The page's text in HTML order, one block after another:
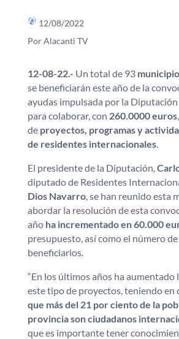
12/08/2022
Por Alacanti TV
12-08-22.- Un total de 93
se beneficiarán este año de la
ayudas impulsada por la
para colaborar, con 260.0000 euros
de proyectos, programas y
de residentes internacionales.
El presidente de la Diputación,
diputado de Residentes
Dios Navarro, se han reunido esta
abordar la resolución de esta
año ha incrementado en 60.000
presupuesto, así como el número
beneficiarios.
“En los últimos años ha aumentado
este tipo de proyectos, teniendo en
que más del 21 por ciento de la
provincia son ciudadanos
que es importante tener